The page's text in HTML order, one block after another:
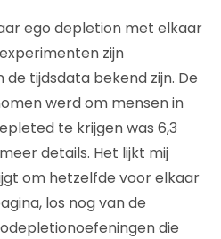
ego depletion met elkaar
zijn
tijdsdata bekend zijn. De
werd om mensen in
te krijgen was 6,3
details. Het lijkt mij
om hetzelfde voor elkaar
los nog van de
die